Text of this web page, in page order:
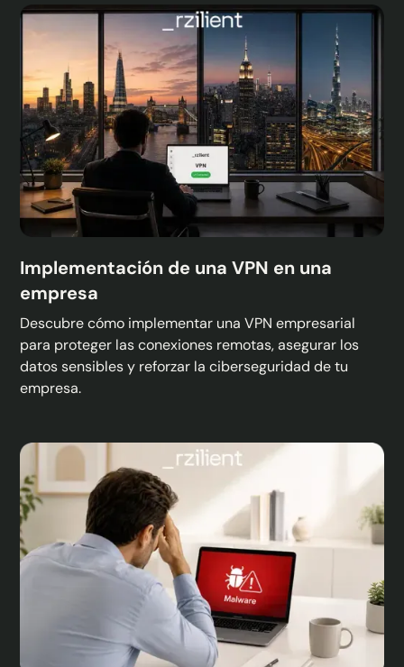
Implementación de una VPN en una
empresa
Descubre cómo implementar una VPN empresarial
para proteger las conexiones remotas, asegurar los
datos sensibles y reforzar la ciberseguridad de tu
empresa.